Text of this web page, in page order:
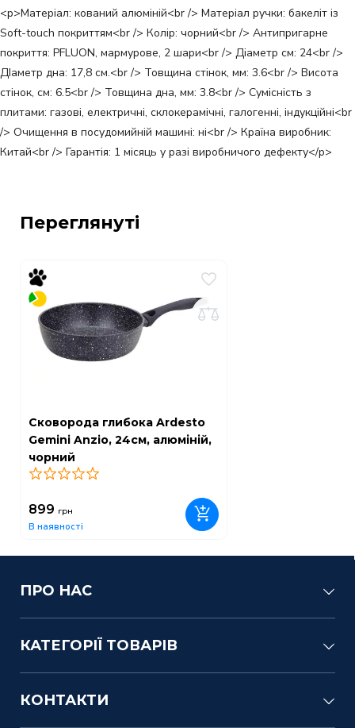
<p>Матеріал: кований алюміній<br /> Матеріал ручки: бакеліт із
Soft-touch покриттям<br /> Колір: чорний<br /> Антипригарне
покриття: PFLUON, мармурове, 2 шари<br /> Діаметр см: 24<br />
ДІаметр дна: 17,8 см.<br /> Товщина стінок, мм: 3.6<br /> Висота
стінок, см: 6.5<br /> Товщина дна, мм: 3.8<br /> Сумісність з
плитами: газові, електричні, склокерамічні, галогенні, індукційні<br
/> Очищення в посудомийній машині: ні<br /> Країна виробник:
Китай<br /> Гарантія: 1 місяць у разі виробничого дефекту</p>
Переглянуті
Сковорода глибока Ardesto
Gemini Anzio, 24см, алюміній,
чорний
899 грн
В наявності
ПРО НАС
КАТЕГОРІЇ ТОВАРІВ
КОНТАКТИ